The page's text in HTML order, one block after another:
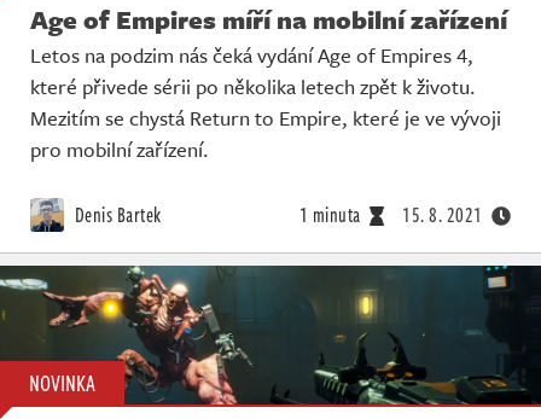
Age of Empires míří na mobilní zařízení
Letos na podzim nás čeká vydání Age of Empires 4,
které přivede sérii po několika letech zpět k životu.
Mezitím se chystá Return to Empire, které je ve vývoji
pro mobilní zařízení.
Denis Bartek 1 minuta 15. 8. 2021
NOVINKA